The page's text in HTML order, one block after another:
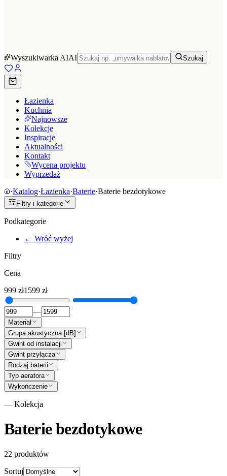
Wyszukiwarka AIAI Szukaj
Łazienka
Kuchnia
Najnowsze
Kolekcje
Inspiracje
Aktualności
Kontakt
Wycena projektu
Wyprzedaż
·Katalog·Łazienka·Baterie·Baterie bezdotykowe
Filtry i kategorie
Podkategorie
← Wróć wyżej
Filtry
Cena
999 zł1599 zł
—
Materiał
Grupa akustyczna [dB]
Gwint od instalacji
Gwint przyłącza
Rodzaj baterii
Typ aeratora
Wykończenie
— Kolekcja
Baterie bezdotykowe
22 produktów
Sortuj